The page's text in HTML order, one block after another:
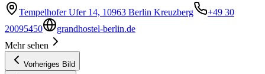
Tempelhofer Ufer 14, 10963 Berlin Kreuzberg
+49 30
20095450
grandhostel-berlin.de
Mehr sehen
Vorheriges Bild